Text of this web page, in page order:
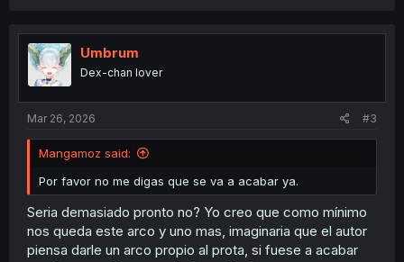
t
i
o
n
Umbrum
Dex-chan lover
Mar 26, 2026 #3
Mangamoz said:
Por favor no me digas que se va a acabar ya.
Seria demasiado pronto no? Yo creo que como mínimo
nos queda este arco y uno mas, imaginaria que el autor
piensa darle un arco propio al prota, si fuese a acabar